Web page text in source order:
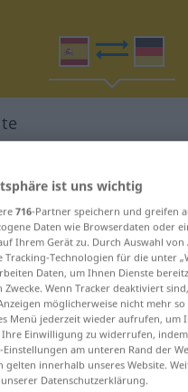
Deutsch Wörterbuch
Deutsch
Deutsch
: adjetivo
ist uns wichtig
716-Partner speichern und greifen
Daten wie Browserdaten oder
Ihrem Gerät zu. Durch Auswahl von
Tracking-Technologien für die unter
Daten, um Ihnen Dienste
Wenn Tracker deaktiviert
möglicherweise nicht mehr so
Menü jederzeit wieder aufrufen, um
Einwilligung zu widerrufen, indem
Einstellungen am unteren Rand der
gelten innerhalb unseres Website.
Datenschutzerklärung.